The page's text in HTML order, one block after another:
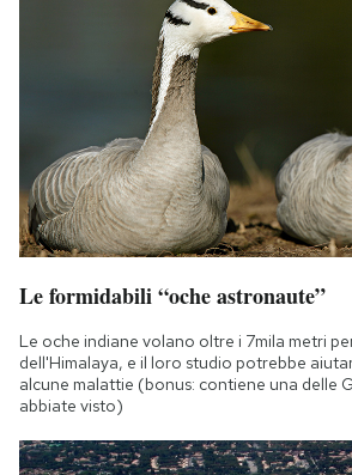
Le formidabili “oche astronaute”
Le oche indiane volano oltre i 7mila metri
dell'Himalaya, e il loro studio potrebbe
alcune malattie (bonus: contiene una delle
abbiate visto)